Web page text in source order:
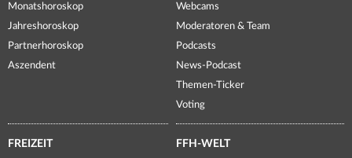
Monatshoroskop
Jahreshoroskop
Partnerhoroskop
Aszendent
Webcams
Moderatoren & Team
Podcasts
News-Podcast
Themen-Ticker
Voting
FREIZEIT FFH-WELT